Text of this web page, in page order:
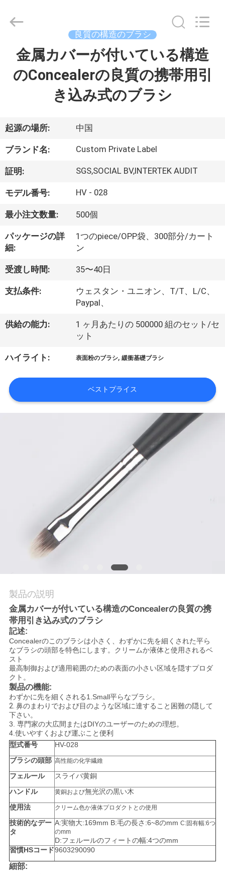
ダ
ク
ト
私
に
つ
い
場
旅
行
PRIVACY
POLICY
2017
Cosmetics
Rights
良質の構造のブラシ
金属カバーが付いている構造
のConcealerの良質の携帯用引
き込み式のブラシ
起源の場所: 中国
ブランド名: Custom Private Label
証明: SGS,SOCIAL BV,INTERTEK AUDIT
モデル番号: HV - 028
最小注文数量: 500個
パッケージの詳
細:
1つのpiece/OPP袋、300部分/カート
ン
受渡し時間: 35〜40日
支払条件:
ウェスタン・ユニオン、T/T、L/C、
Paypal、
供給の能力:
1 ヶ月あたりの 500000 組のセット/セ
ット
ハイライト: 表面粉のブラシ,緩衝基礎ブラシ
ベストプライス
製品の説明
金属カバーが付いている構造のConcealerの良質の携
帯用引き込み式のブラシ
記述:
Concealerのこのブラシは小さく、わずかに先を細くされた平ら
なブラシの頭部を特色にします。クリームか液体と使用されるベ
スト
最高制御および適用範囲のための表面の小さい区域を隠すプロダ
クト。
製品の機能:
わずかに先を細くされる1.Small平らなブラシ。
2. 鼻のまわりでおよび目のような区域に達すること困難の隠して
下さい。
3. 専門家の大広間またはDIYのユーザーのための理想。
4.使いやすくおよび運ぶこと便利
型式番号
HV-028
ブラシの頭部 高性能の化学繊維
フェルール
スライバ黄銅
ハンドル
黄銅および無光沢の黒い木
使用法
クリーム色か液体プロダクトとの使用
技術的なデー
タ
A:実物大:169mm B:毛の長さ:6~8のmm C:固有幅:6つ
のmm
D:フェルールのフィートの幅:4つのmm
習慣HSコード9603290090
細部: